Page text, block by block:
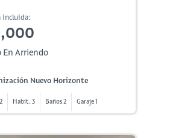
incluida:
Arriendo
Nuevo Horizonte
Habit. 3 Baños 2 Garaje 1